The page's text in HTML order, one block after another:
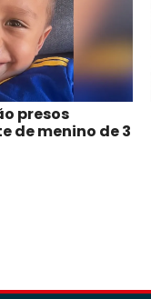
presos
de menino de 3